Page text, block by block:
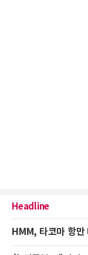
Headline
HMM, 타코마 항만